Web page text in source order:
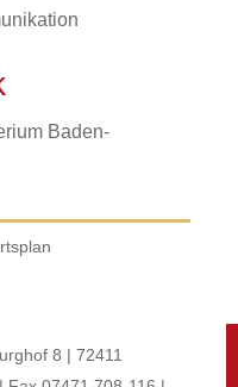
Baden-
8 | 72411